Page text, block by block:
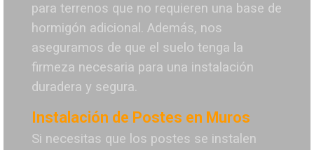
para terrenos que no requieren una base de
hormigón adicional. Además, nos
aseguramos de que el suelo tenga la
firmeza necesaria para una instalación
duradera y segura.
Instalación de Postes en Muros
Si necesitas que los postes se instalen